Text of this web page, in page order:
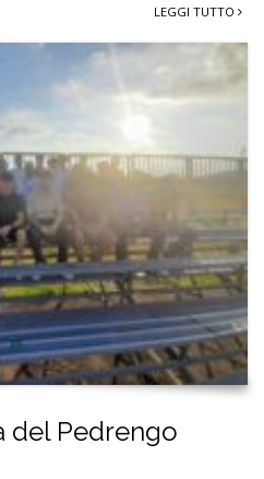
LEGGI TUTTO
del Pedrengo